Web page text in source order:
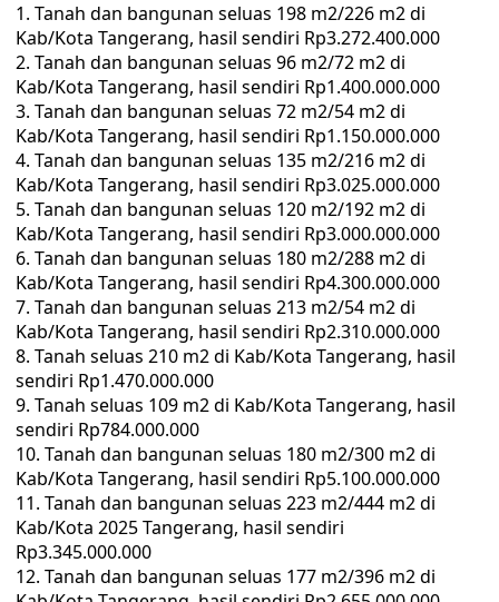
Tanah dan bangunan seluas 198 m2/226 m2 di
Kab/Kota Tangerang, hasil sendiri Rp3.272.400.000
Tanah dan bangunan seluas 96 m2/72 m2 di
Kab/Kota Tangerang, hasil sendiri Rp1.400.000.000
Tanah dan bangunan seluas 72 m2/54 m2 di
Kab/Kota Tangerang, hasil sendiri Rp1.150.000.000
Tanah dan bangunan seluas 135 m2/216 m2 di
Kab/Kota Tangerang, hasil sendiri Rp3.025.000.000
Tanah dan bangunan seluas 120 m2/192 m2 di
Kab/Kota Tangerang, hasil sendiri Rp3.000.000.000
Tanah dan bangunan seluas 180 m2/288 m2 di
Kab/Kota Tangerang, hasil sendiri Rp4.300.000.000
Tanah dan bangunan seluas 213 m2/54 m2 di
Kab/Kota Tangerang, hasil sendiri Rp2.310.000.000
Tanah seluas 210 m2 di Kab/Kota Tangerang, hasil
sendiri Rp1.470.000.000
Tanah seluas 109 m2 di Kab/Kota Tangerang, hasil
sendiri Rp784.000.000
Tanah dan bangunan seluas 180 m2/300 m2 di
Kab/Kota Tangerang, hasil sendiri Rp5.100.000.000
Tanah dan bangunan seluas 223 m2/444 m2 di
Kab/Kota 2025 Tangerang, hasil sendiri
Rp3.345.000.000
Tanah dan bangunan seluas 177 m2/396 m2 di